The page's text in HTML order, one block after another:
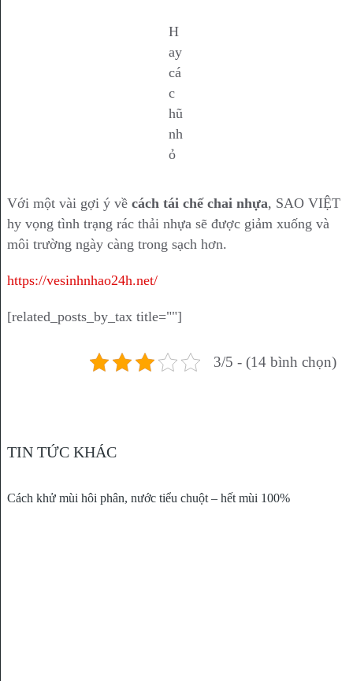
H
ay
cá
c
hũ
nh
ỏ
Với một vài gợi ý về cách tái chế chai nhựa, SAO VIỆT
hy vọng tình trạng rác thải nhựa sẽ được giảm xuống và
môi trường ngày càng trong sạch hơn.
https://vesinhnhao24h.net/
[related_posts_by_tax title=""]
3/5 - (14 bình chọn)
TIN TỨC KHÁC
TIN TỨC
Cách khử mùi hôi phân, nước tiểu chuột – hết mùi 100%